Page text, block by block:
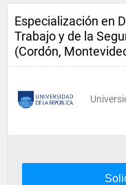
Especialización en
Trabajo y de la
(Cordón,